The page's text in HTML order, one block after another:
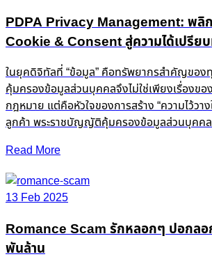
PDPA Privacy Management: พลิ
Cookie & Consent สู่ความได้เปรีย
ในยุคดิจิทัลที่ “ข้อมูล” คือทรัพยากรสำคัญของ
คุ้มครองข้อมูลส่วนบุคคลจึงไม่ใช่เพียงเรื่องข
กฎหมาย แต่คือหัวใจของการสร้าง “ความไว้วา
ลูกค้า พระราชบัญญัติคุ้มครองข้อมูลส่วนบุคค
Read More
13 Feb 2025
Romance Scam รักหลอกๆ ปอกลอ
พันล้าน